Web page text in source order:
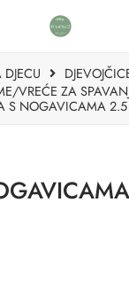
VREĆE ZA
S NOGAVICAMA